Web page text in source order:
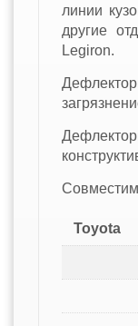
линии
другие
Legiron.
Toyota